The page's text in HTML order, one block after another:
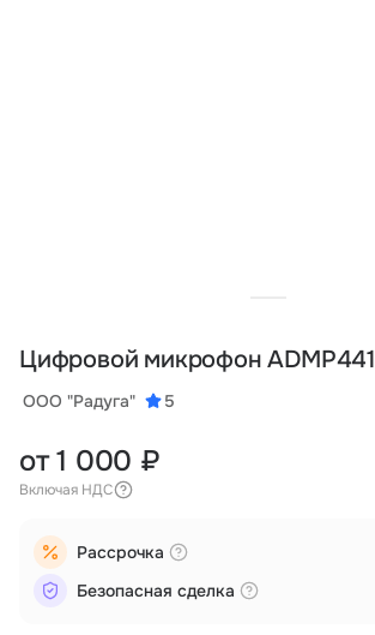
Цифровой микрофон ADMP441
ООО "Радуга" 5
от 1 000 ₽
Включая НДС
Рассрочка
Безопасная сделка